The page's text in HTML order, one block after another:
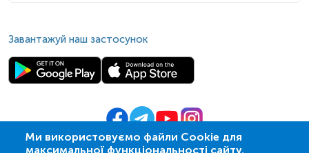
Ми використовуємо файли Cookie для
максимальної функціональності сайту.
Завантажуй наш застосунок